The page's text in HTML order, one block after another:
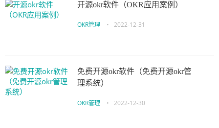
开源okr软件（OKR应用案例）
OKR管理 • 2022-12-31
免费开源okr软件（免费开源okr管
理系统）
OKR管理 • 2022-12-30